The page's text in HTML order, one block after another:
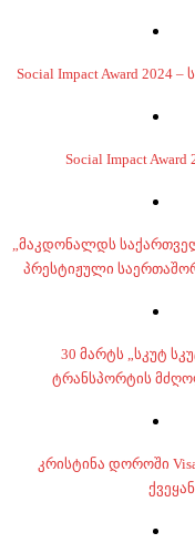
Social Impact Award 2024
Social Impact
„მაკდონალდს
პრესტიჟული
30 მარტს „სკუტ
ტრანსპორტის
კრისტინა დოროში